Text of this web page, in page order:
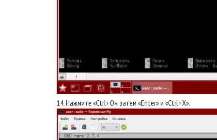
14. Нажмите «Ctrl+O», затем «Enter» и «Ctrl+X».